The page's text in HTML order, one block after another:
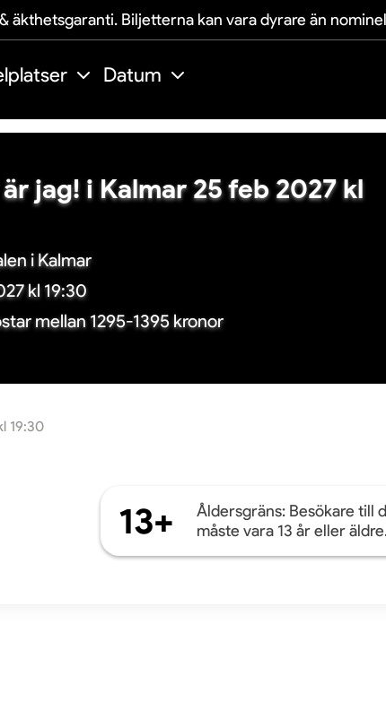
äkthetsgaranti. Biljetterna kan vara dyrare än
Datum
jag! i Kalmar 25 feb 2027 kl
i Kalmar
kl 19:30
mellan 1295-1395 kronor
19:30
13+
Åldersgräns: Besökare till
måste vara 13 år eller